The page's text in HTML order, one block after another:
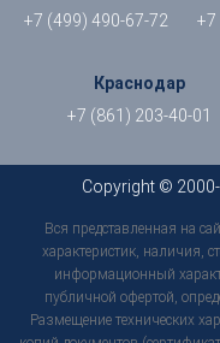
+7 (499) 490-67-72
+7
Краснодар
+7 (861) 203-40-01
Copyright ©
Вся представленная на
характеристик, наличия,
информационный
публичной офертой,
Размещение технических